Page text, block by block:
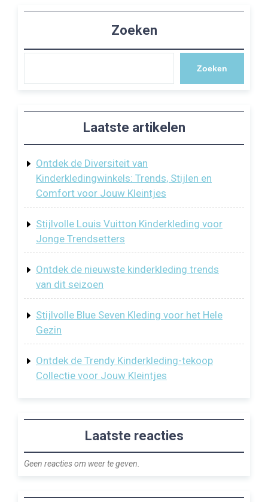
Zoeken
Zoeken
Laatste artikelen
Ontdek de Diversiteit van
Kinderkledingwinkels: Trends, Stijlen en
Comfort voor Jouw Kleintjes
Stijlvolle Louis Vuitton Kinderkleding voor
Jonge Trendsetters
Ontdek de nieuwste kinderkleding trends
van dit seizoen
Stijlvolle Blue Seven Kleding voor het Hele
Gezin
Ontdek de Trendy Kinderkleding-tekoop
Collectie voor Jouw Kleintjes
Laatste reacties
Geen reacties om weer te geven.